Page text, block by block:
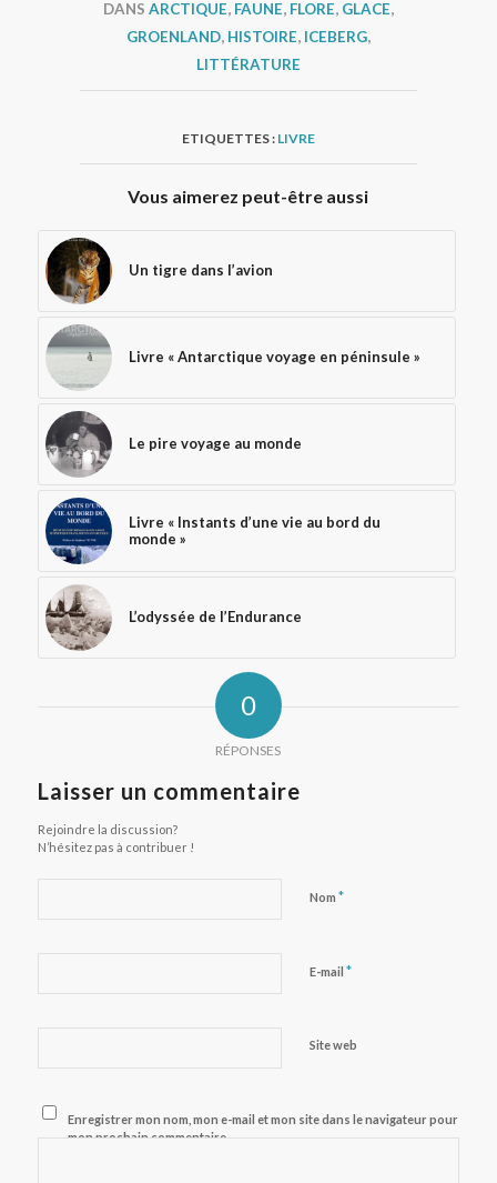
DANS ARCTIQUE, FAUNE, FLORE, GLACE,
GROENLAND, HISTOIRE, ICEBERG,
LITTÉRATURE
ETIQUETTES : LIVRE
Vous aimerez peut-être aussi
Un tigre dans l’avion
Livre « Antarctique voyage en péninsule »
Le pire voyage au monde
Livre « Instants d’une vie au bord du
monde »
L’odyssée de l’Endurance
0
RÉPONSES
Laisser un commentaire
Rejoindre la discussion?
N’hésitez pas à contribuer !
Nom *
E-mail *
Site web
Enregistrer mon nom, mon e-mail et mon site dans le navigateur pour
mon prochain commentaire.